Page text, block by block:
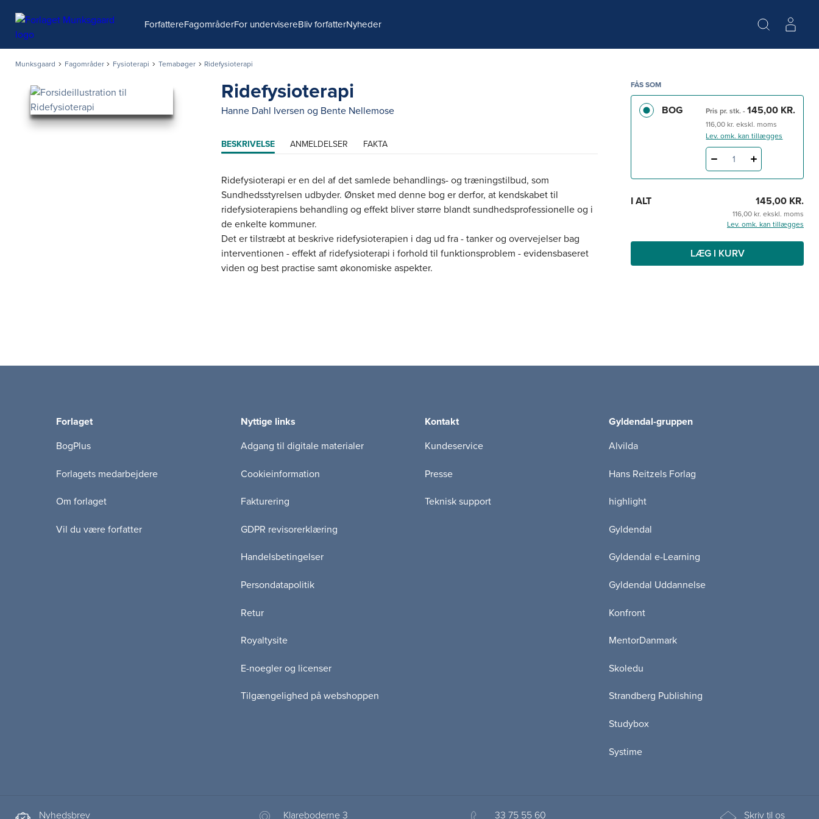
ForfattereFagområderFor undervisereBliv forfatterNyheder
Munksgaard Fagområder Fysioterapi Temabøger Ridefysioterapi
Ridefysioterapi
Hanne Dahl Iversen og Bente Nellemose
BESKRIVELSE ANMELDELSER FAKTA
Ridefysioterapi er en del af det samlede behandlings- og træningstilbud, som
Sundhedsstyrelsen udbyder. Ønsket med denne bog er derfor, at kendskabet til
ridefysioterapiens behandling og effekt bliver større blandt sundhedsprofessionelle og i
de enkelte kommuner.
Det er tilstræbt at beskrive ridefysioterapien i dag ud fra - tanker og overvejelser bag
interventionen - effekt af ridefysioterapi i forhold til funktionsproblem - evidensbaseret
viden og best practise samt økonomiske aspekter.
FÅS SOM
BOG Pris pr. stk. -145,00 KR.
116,00 kr. ekskl. moms
Lev. omk. kan tillægges
1
I ALT 145,00 KR.
116,00 kr. ekskl. moms
Lev. omk. kan tillægges
LÆG I KURV
Forlaget
BogPlus
Forlagets medarbejdere
Om forlaget
Vil du være forfatter
Nyttige links
Adgang til digitale materialer
Cookieinformation
Fakturering
GDPR revisorerklæring
Handelsbetingelser
Persondatapolitik
Retur
Royaltysite
E-noegler og licenser
Tilgængelighed på webshoppen
Kontakt
Kundeservice
Presse
Teknisk support
Gyldendal-gruppen
Alvilda
Hans Reitzels Forlag
highlight
Gyldendal
Gyldendal e-Learning
Gyldendal Uddannelse
Konfront
MentorDanmark
Skoledu
Strandberg Publishing
Studybox
Systime
Nyhedsbrev Klareboderne 3 33 75 55 60 Skriv til os